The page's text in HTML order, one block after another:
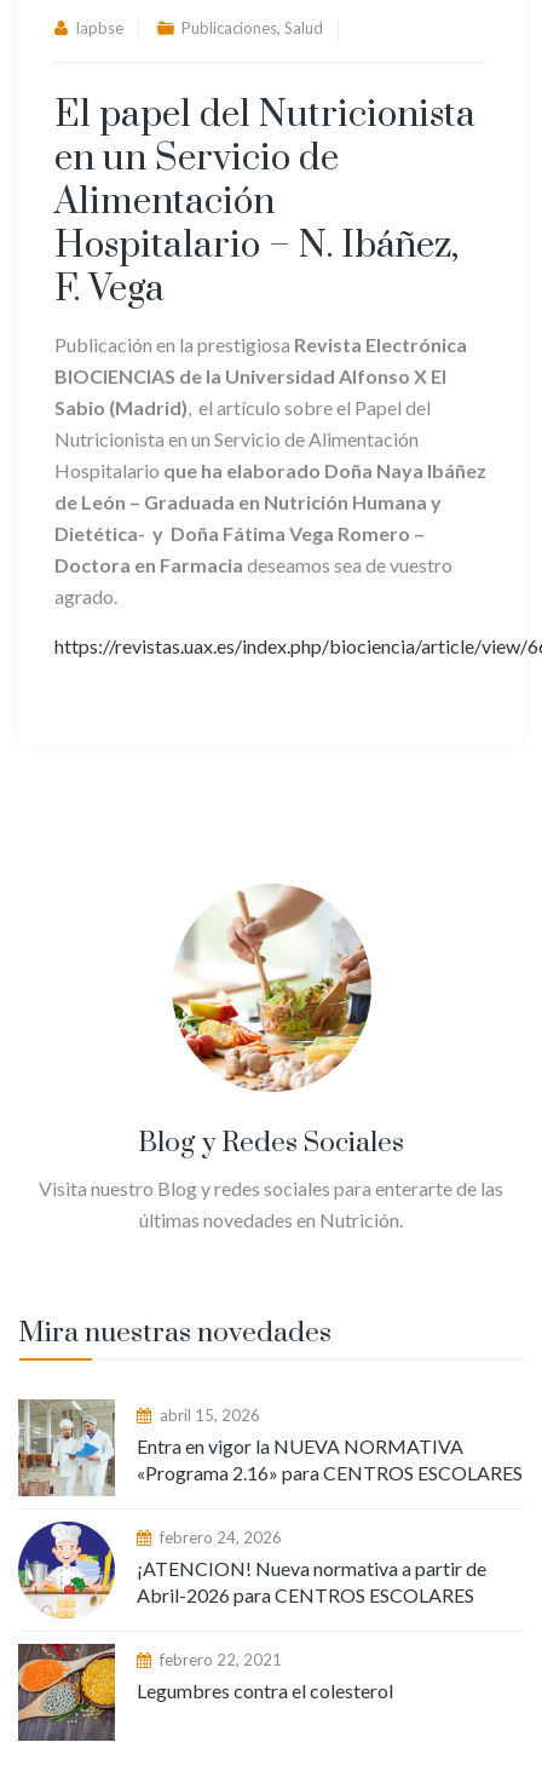
lapbse Publicaciones, Salud
El papel del Nutricionista
en un Servicio de
Alimentación
Hospitalario – N. Ibáñez,
F. Vega
Publicación en la prestigiosa Revista Electrónica
BIOCIENCIAS de la Universidad Alfonso X El
Sabio (Madrid) , el artículo sobre el Papel del
Nutricionista en un Servicio de Alimentación
Hospitalario que ha elaborado Doña Naya Ibáñez
de León – Graduada en Nutrición Humana y
Dietética- y Doña Fátima Vega Romero –
Doctora en Farmacia deseamos sea de vuestro
agrado.
https://revistas.uax.es/index.php/biociencia/article/view/
Blog y Redes Sociales
Visita nuestro Blog y redes sociales para enterarte de las
últimas novedades en Nutrición.
Mira nuestras novedades
abril 15, 2026
Entra en vigor la NUEVA NORMATIVA
«Programa 2.16» para CENTROS ESCOLARES
febrero 24, 2026
¡ATENCION! Nueva normativa a partir de
Abril-2026 para CENTROS ESCOLARES
febrero 22, 2021
Legumbres contra el colesterol